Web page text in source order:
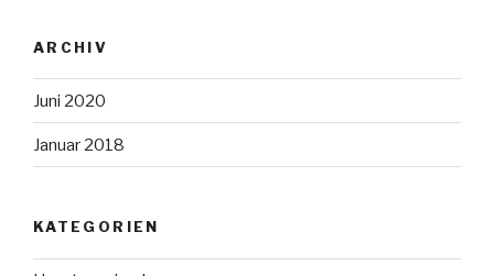
ARCHIV
Juni 2020
Januar 2018
KATEGORIEN